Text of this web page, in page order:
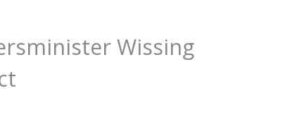
Wissing